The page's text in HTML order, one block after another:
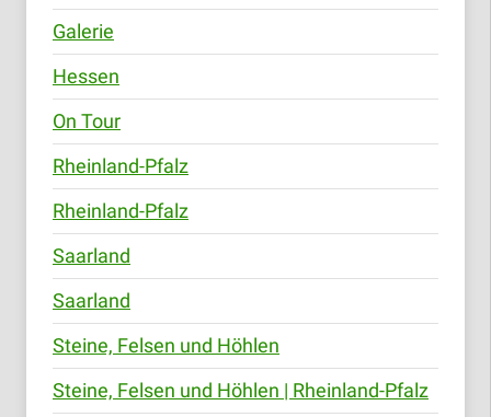
Galerie
Hessen
On Tour
Rheinland-Pfalz
Rheinland-Pfalz
Saarland
Saarland
Steine, Felsen und Höhlen
Steine, Felsen und Höhlen | Rheinland-Pfalz